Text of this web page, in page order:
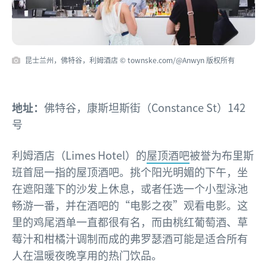
昆士兰州，佛特谷，利姆酒店 © townske.com/@Anwyn 版权所有
地址： 佛特谷，康斯坦斯街（Constance St）142
号
利姆酒店（Limes Hotel）的屋顶酒吧被誉为布里斯
班首屈一指的屋顶酒吧。挑个阳光明媚的下午，坐
在遮阳蓬下的沙发上休息，或者任选一个小型泳池
畅游一番，并在酒吧的“电影之夜”观看电影。这
里的鸡尾酒单一直都很有名，而由桃红葡萄酒、草
莓汁和柑橘汁调制而成的弗罗瑟酒可能是适合所有
人在温暖夜晚享用的热门饮品。